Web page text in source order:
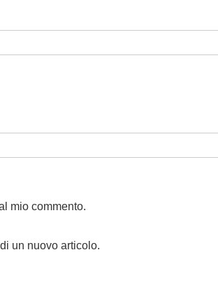
mio commento.
un nuovo articolo.